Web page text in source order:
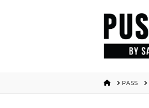
HOMEPASS